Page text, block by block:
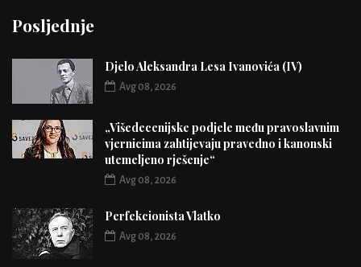
Posljednje
Djelo Aleksandra Lesa Ivanovića (IV)
Avg 08, 2026
„Višedecenijske podjele među pravoslavnim
vjernicima zahtijevaju pravedno i kanonski
utemeljeno rješenje“
Avg 08, 2026
Perfekcionista Vlatko
Avg 08, 2026